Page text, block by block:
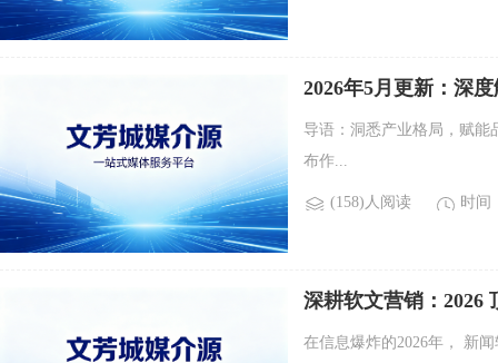
2026年5月更新：深
导语：洞悉产业格局，赋能
布作...
(158)人阅读 时间
深耕软文营销：2026
在信息爆炸的2026年， 新